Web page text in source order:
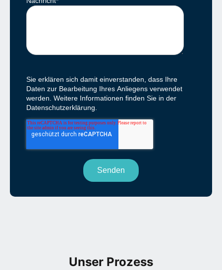
Sie erklären sich damit einverstanden, dass Ihre
Daten zur Bearbeitung Ihres Anliegens verwendet
werden. Weitere Informationen finden Sie in der
Datenschutzerklärung.
Unser Prozess